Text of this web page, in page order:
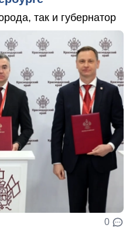
так и губернатор
0